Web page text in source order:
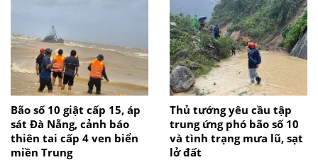
Bão số 10 giật cấp 15, áp
sát Đà Nẵng, cảnh báo
thiên tai cấp 4 ven biển
miền Trung
Thủ tướng yêu cầu tập
trung ứng phó bão số 10
và tình trạng mưa lũ, sạt
lở đất